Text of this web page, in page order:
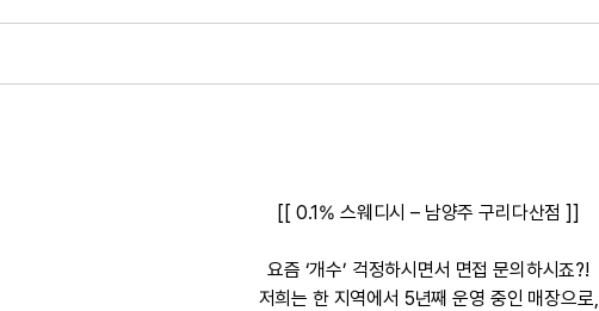
[[ 0.1% 스웨디시 – 남양주 구리다산점 ]]
요즘 ‘개수’ 걱정하시면서 면접 문의하시죠?!
저희는 한 지역에서 5년째 운영 중인 매장으로,